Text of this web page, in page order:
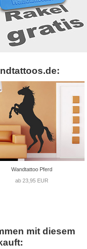
Wandtattoo Pferd
ab 23,95 EUR
mit diesem